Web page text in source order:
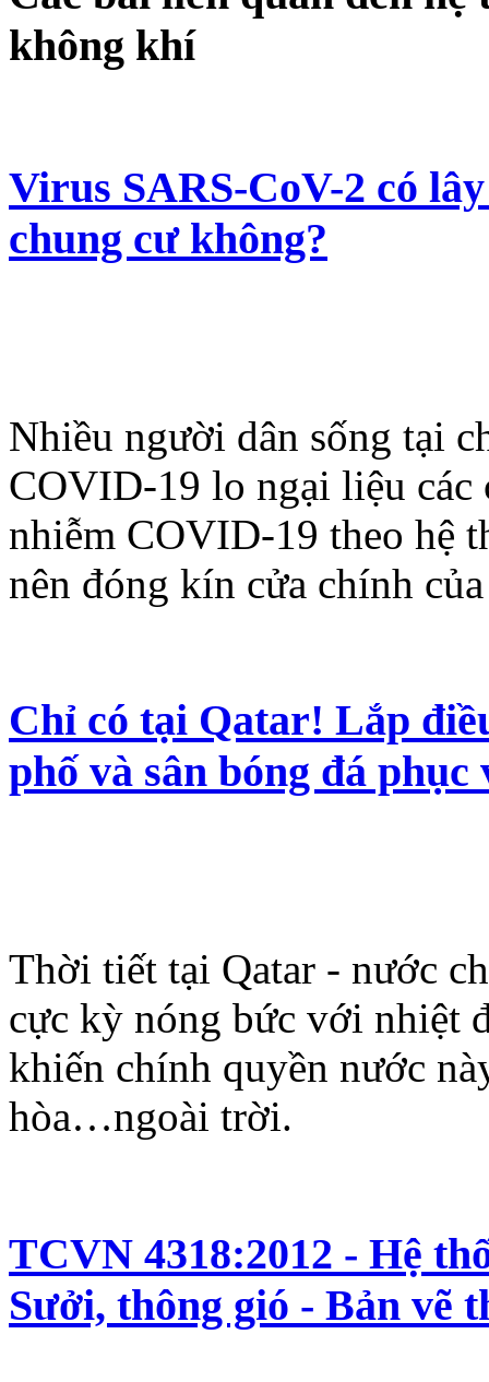
không khí
Virus SARS-CoV-2 có
chung cư không?
Nhiều người dân sống tại
COVID-19 lo ngại liệu các
nhiễm COVID-19 theo hệ
nên đóng kín cửa chính
Chỉ có tại Qatar! Lắp
phố và sân bóng đá
Thời tiết tại Qatar - nước
cực kỳ nóng bức với nhiệt
khiến chính quyền nước
hòa…ngoài trời.
TCVN 4318:2012 - Hệ
Sưởi, thông gió - Bản vẽ